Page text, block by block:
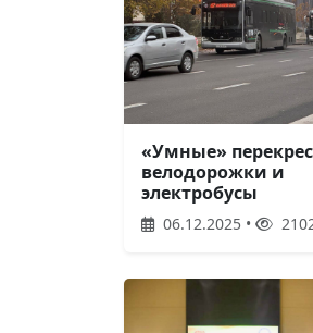
«Умные»
велодорожки и
электробусы
06.12.2025 •